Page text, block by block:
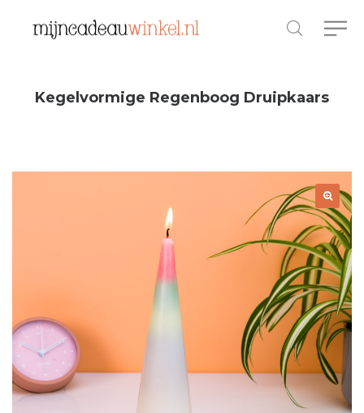
Kegelvormige Regenboog Druipkaars